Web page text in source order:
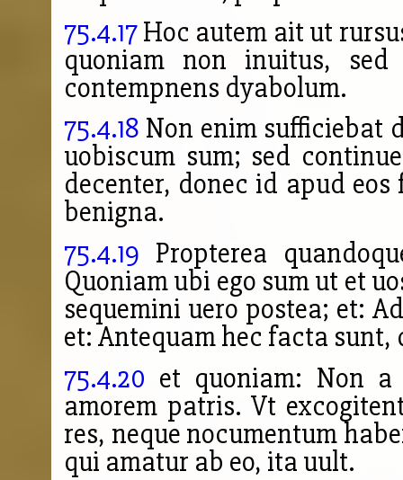
75.4.17Hoc autem ait ut
quoniam non inuitus,
contempnens dyabolum.
75.4.18 Non enim sufficiebat
uobiscum sum; sed
decenter, donec id apud
benigna.
75.4.19 Propterea
Quoniam ubi ego sum ut et
sequemini uero postea; et:
et: Antequam hec facta sunt,
75.4.20 et quoniam: Non a
amorem patris. Vt
res, neque nocumentum
qui amatur ab eo, ita uult.